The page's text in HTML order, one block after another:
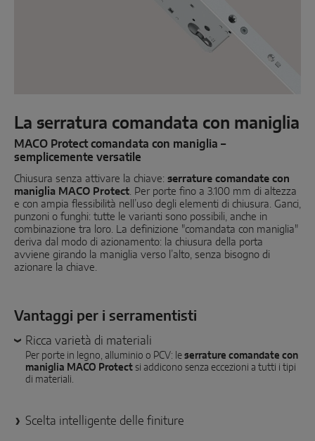
Instinct by MACO
MACO Protect M-TS
MACO Protect A-TS
Serratura comandata con maniglia
Serratura comandata a cilindro
SOLUZIONI CON SENSORI SMART
Sense by MACO
La serratura comandata con maniglia
MACO Protect comandata con maniglia –
semplicemente versatile
Chiusura senza attivare la chiave: serrature comandate con
maniglia MACO Protect. Per porte fino a 3.100 mm di altezza
e con ampia flessibilità nell’uso degli elementi di chiusura. Ganci,
punzoni o funghi: tutte le varianti sono possibili, anche in
combinazione tra loro. La definizione "comandata con maniglia"
deriva dal modo di azionamento: la chiusura della porta
avviene girando la maniglia verso l’alto, senza bisogno di
azionare la chiave.
Vantaggi per i serramentisti
Ricca varietà di materiali
Per porte in legno, alluminio o PCV: le serrature comandate con
maniglia MACO Protect si addicono senza eccezioni a tutti i tipi
di materiali.
Scelta intelligente delle finiture